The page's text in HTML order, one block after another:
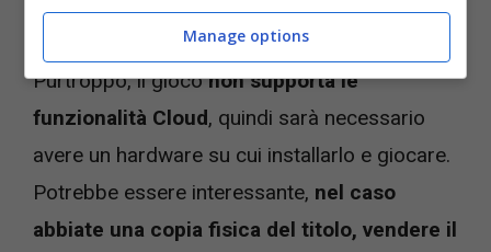
Videogiochi.com
Purtroppo, il gioconon supporta le
funzionalità Cloud, quindi sarà necessario
avere un hardware su cui installarlo e giocare.
Potrebbe essere interessante, nel caso
abbiate una copia fisica del titolo, vendere il
Manage options